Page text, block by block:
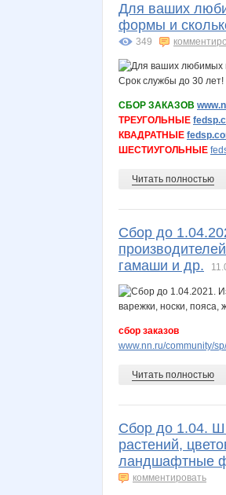
Для ваших
формы и
349
СБОР ЗАКАЗОВ
ТРЕУГОЛЬНЫЕ
КВАДРАТНЫЕ
ШЕСТИУГОЛЬНЫЕ
Читать полностью
Сбор до
гамаши и др.
сбор заказов
www.nn.ru/community/
Читать полностью
Сбор до 1.04.
растений,
ландшафтные
комментировать